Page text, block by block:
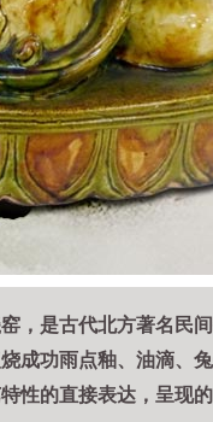
，是古代北方著名民
成功雨点釉、油滴、
性的直接表达，呈现